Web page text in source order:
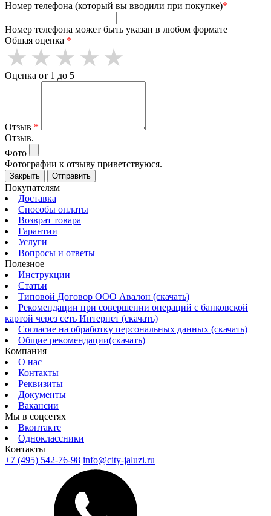
Номер телефона (который вы вводили при покупке)*
Номер телефона может быть указан в любом формате
Общая оценка *
Оценка от 1 до 5
Отзыв *
Отзыв.
Фото
Фотографии к отзыву приветствуюся.
Закрыть Отправить
Покупателям
Доставка
Способы оплаты
Возврат товара
Гарантии
Услуги
Вопросы и ответы
Полезное
Инструкции
Статьи
Типовой Договор ООО Авалон (скачать)
Рекомендации при совершении операций с банковской
картой через сеть Интернет (скачать)
Согласие на обработку персональных данных (скачать)
Общие рекомендации(скачать)
Компания
О нас
Контакты
Реквизиты
Документы
Вакансии
Мы в соцсетях
Вконтакте
Одноклассники
Контакты
+7 (495) 542-76-98 info@city-jaluzi.ru